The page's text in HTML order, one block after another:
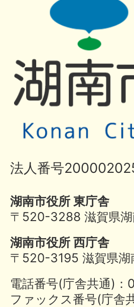
法人番号
湖南市役所 東庁舎
〒520-3288 滋賀県
湖南市役所 西庁舎
〒520-3195 滋賀県湖
電話番号(庁舎共通)
ファックス番号(庁